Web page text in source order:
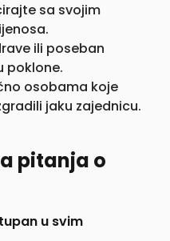
sa svojim
ili poseban
poklone.
osobama koje
jaku zajednicu.
pitanja o
u svim